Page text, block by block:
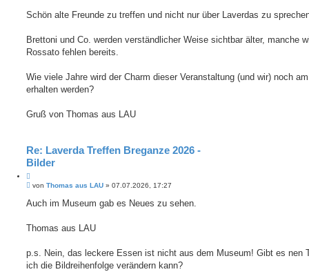
Schön alte Freunde zu treffen und nicht nur über Laverdas zu
Brettoni und Co. werden verständlicher Weise sichtbar älter, manche
Rossato fehlen bereits.
Wie viele Jahre wird der Charm dieser Veranstaltung (und wir) noch
erhalten werden?
Gruß von Thomas aus LAU
Re: Laverda Treffen Breganze 2026 -
Bilder
i
r
B
i
a
von Thomas aus LAU » 07.07.2026, 17:27
Auch im Museum gab es Neues zu sehen.
Thomas aus LAU
p.s. Nein, das leckere Essen ist nicht aus dem Museum! Gibt es nen
ich die Bildreihenfolge verändern kann?